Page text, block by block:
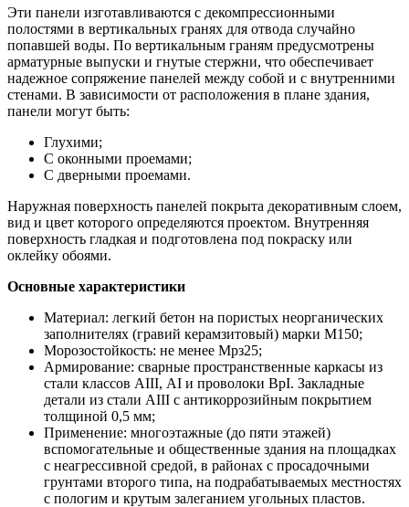
Эти панели изготавливаются с декомпрессионными
полостями в вертикальных гранях для отвода случайно
попавшей воды. По вертикальным граням предусмотрены
арматурные выпуски и гнутые стержни, что обеспечивает
надежное сопряжение панелей между собой и с внутренними
стенами. В зависимости от расположения в плане здания,
панели могут быть:
Глухими;
С оконными проемами;
С дверными проемами.
Наружная поверхность панелей покрыта декоративным слоем,
вид и цвет которого определяются проектом. Внутренняя
поверхность гладкая и подготовлена под покраску или
оклейку обоями.
Основные характеристики
Материал: легкий бетон на пористых неорганических
заполнителях (гравий керамзитовый) марки М150;
Морозостойкость: не менее Мрз25;
Армирование: сварные пространственные каркасы из
стали классов АIII, АI и проволоки ВрI. Закладные
детали из стали АIII с антикоррозийным покрытием
толщиной 0,5 мм;
Применение: многоэтажные (до пяти этажей)
вспомогательные и общественные здания на площадках
с неагрессивной средой, в районах с просадочными
грунтами второго типа, на подрабатываемых местностях
с пологим и крутым залеганием угольных пластов.